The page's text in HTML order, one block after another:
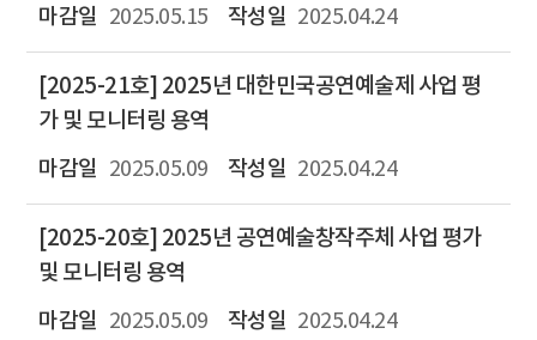
2025.05.15 2025.04.24
[2025-21호] 2025년 대한민국공연예술제 사업 평
가 및 모니터링 용역
2025.05.09 2025.04.24
[2025-20호] 2025년 공연예술창작주체 사업 평가
및 모니터링 용역
2025.05.09 2025.04.24